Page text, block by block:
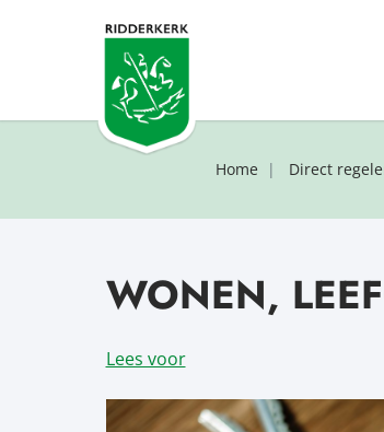
Home Direct
WONEN,
Lees voor